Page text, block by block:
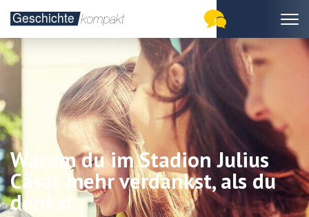
Warum du im Stadion Julius
Cäsar mehr verdankst, als du
denkst